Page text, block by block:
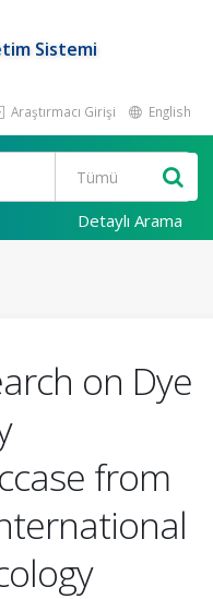
Sistemi
Araştırmacı Girişi English
Detaylı Arama
on Dye
from